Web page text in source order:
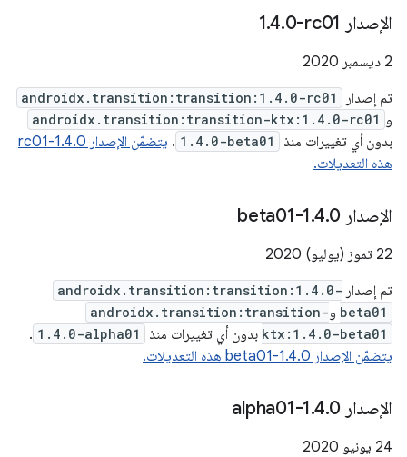
الإصدار ‎1 .4.0-rc01
‫2 ديسمبر 2020
تم إصدار
androidx.transition:transition:1.4.0-rc01
و androidx.transition:transition-ktx:1.4.0-rc01
بدون أي تغييرات منذ 1.4.0-beta01
.
يتضمّن الإصدار 1.4.0-rc01
هذه التعديلات.
الإصدار 1 .4.0-beta01
‫22 تموز (يوليو) 2020
تم إصدار androidx.transition:transition:1.4.0-
beta01 وandroidx.transition:transition-
ktx:1.4.0-beta01 بدون أي تغييرات منذ 1.4.0-alpha01
.
يتضمّن الإصدار 1.4.0-beta01 هذه التعديلات.
الإصدار 1 .4.0-alpha01
‫24 يونيو 2020